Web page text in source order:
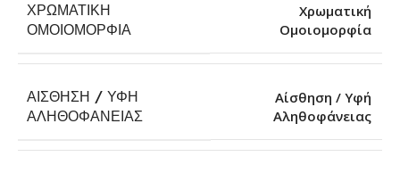
ΧΡΩΜΑΤΙΚΉ
ΟΜΟΙΟΜΟΡΦΊΑ
Χρωματική
Ομοιομορφία
ΑΊΣΘΗΣΗ / ΥΦΉ
ΑΛΗΘΟΦΆΝΕΙΑΣ
Αίσθηση / Υφή
Αληθοφάνειας